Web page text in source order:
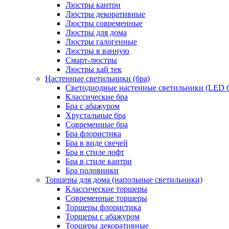
Люстры кантри
Люстры декоративные
Люстры современные
Люстры для дома
Люстры галогенные
Люстры в ванную
Смарт-люстры
Люстры хай тек
Настенные светильники (бра)
Светодиодные настенные светильники (LED
Классические бра
Бра с абажуром
Хрустальные бра
Современные бра
Бра флористика
Бра в виде свечей
Бра в стиле лофт
Бра в стиле кантри
Бра половинки
Торшеры для дома (напольные светильники)
Классические торшеры
Современные торшеры
Торшеры флористика
Торшеры с абажуром
Торшеры декоративные